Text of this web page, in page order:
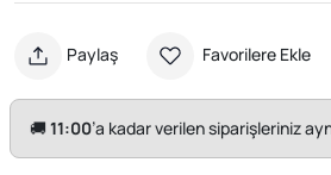
Paylaş Favorilere Ekle
🚚11:00’a kadar verilen siparişleriniz